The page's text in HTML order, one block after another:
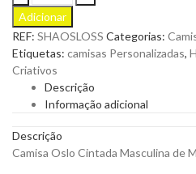
Oslo
Manga
Curta
Slim
Fit
para
Personalizar
Adicionar
REF: SHAOSLOSS Categorias:
Etiquetas: camisas Personalizadas,
Criativos
Descrição
Informação adicional
Descrição
Camisa Oslo Cintada Masculina de